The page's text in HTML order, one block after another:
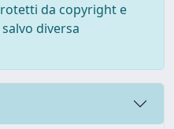
da copyright e
diversa